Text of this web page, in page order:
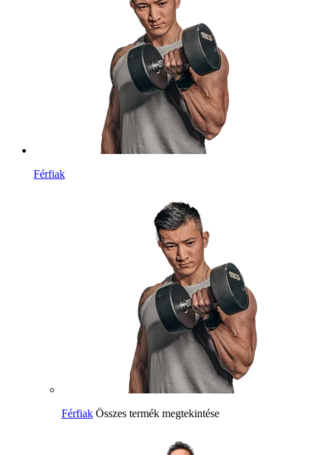
Férfiak
Férfiak Összes termék megtekintése